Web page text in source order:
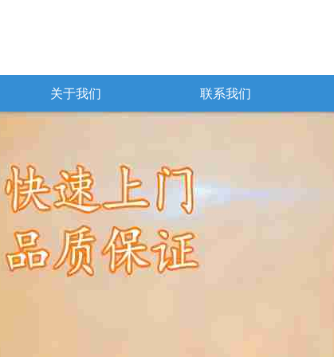
关于我们 联系我们